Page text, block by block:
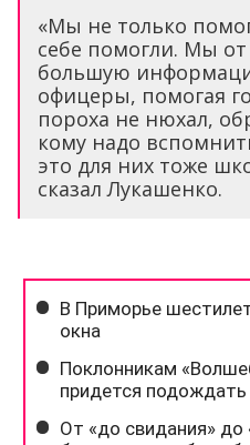
«Мы не только
себе помогли. Мы
большую
офицеры, помогая
пороха не нюхал,
кому надо
это для них тоже
сказал Лукашенко.